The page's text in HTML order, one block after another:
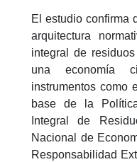
El estudio confirma
arquitectura
integral de
una economía
instrumentos
base de la
Integral de
Nacional de
Responsabilidad